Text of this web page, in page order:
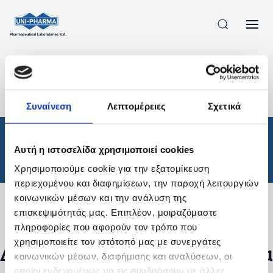
Συναίνεση Λεπτομέρειες Σχετικά
Αυτή η ιστοσελίδα χρησιμοποιεί cookies
Χρησιμοποιούμε cookie για την εξατομίκευση
περιεχομένου και διαφημίσεων, την παροχή λειτουργιών
κοινωνικών μέσων και την ανάλυση της
επισκεψιμότητάς μας. Επιπλέον, μοιραζόμαστε
πληροφορίες που αφορούν τον τρόπο που
χρησιμοποιείτε τον ιστότοπό μας με συνεργάτες
κοινωνικών μέσων, διαφήμισης και αναλύσεων, οι
οποίοι ενδεχομένως να τις συνδυάσουν με άλλες
ΠΡΟΪΟΝΤΑ
ΘΕΡΑΠΕΥΤΙΚΈΣ ΚΑΤΗΓΟΡΊΕΣ
/
ΑΠΟΤΕΛΕΣΜΑΤΑ ΑΝΑΖΗΤΗΣΗΣ
Θεραπευτικές Κατηγορίες
Φίλτρα
Δεν βρέθηκαν προϊόντα με τα